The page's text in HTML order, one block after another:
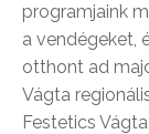
programjaink
a vendégeket,
otthont ad
Vágta
Festetics